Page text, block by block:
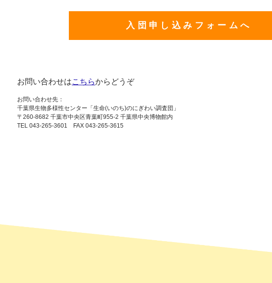
入団申し込みフォームへ
お問い合わせはこちらからどうぞ
お問い合わせ先：
千葉県生物多様性センター 「生命(いのち)のにぎわい調査団」
〒260-8682 千葉市中央区青葉町955-2 千葉県中央博物館内
TEL 043-265-3601 FAX 043-265-3615